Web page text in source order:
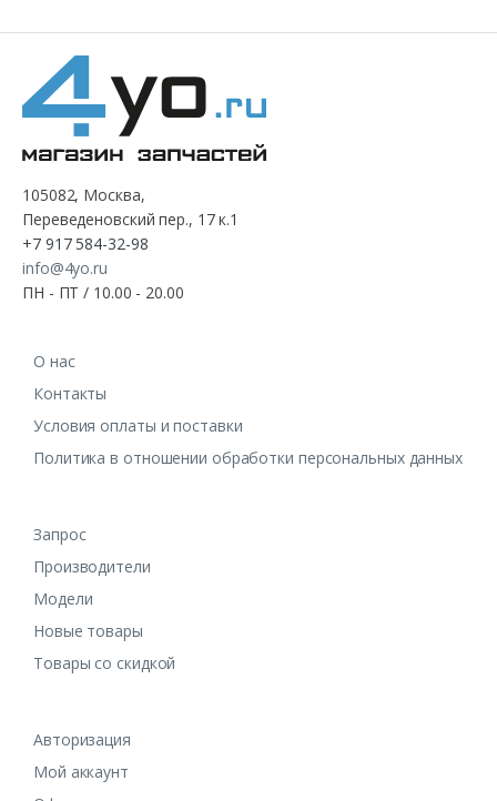
105082, Москва,
Переведеновский пер., 17 к.1
+7 917 584-32-98
info@4yo.ru
ПН - ПТ / 10.00 - 20.00
О нас
Контакты
Условия оплаты и поставки
Политика в отношении обработки персональных данных
Запрос
Производители
Модели
Новые товары
Товары со скидкой
Авторизация
Мой аккаунт